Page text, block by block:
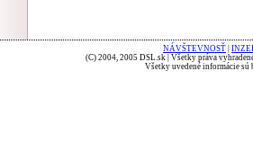
NÁVŠTEVNOSŤ
(C) 2004, 2005 DSL.sk | Všetky práva
Všetky uvedené informácie sú